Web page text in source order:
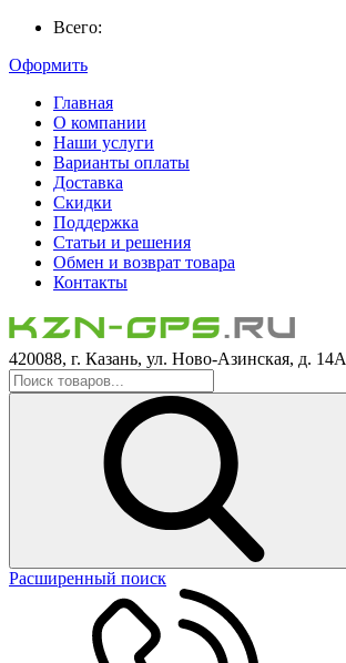
Всего:
Оформить
Главная
О компании
Наши услуги
Варианты оплаты
Доставка
Скидки
Поддержка
Статьи и решения
Обмен и возврат товара
Контакты
420088, г. Казань, ул. Ново-Азинская, д. 14А
Расширенный поиск